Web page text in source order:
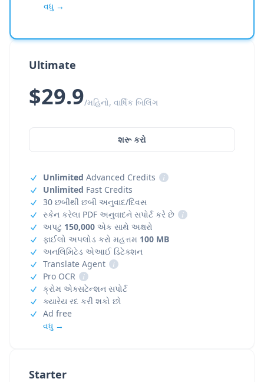
Starter
વધુ →
Ultimate
$29.9/મહિનો, વાર્ષિક બિલિંગ
શરૂ કરો
Unlimited Advanced Credits
i
Unlimited Fast Credits
30 છબીથી છબી અનુવાદ/દિવસ
સ્કેન કરેલા PDF અનુવાદને સપોર્ટ કરે છે
i
અપટુ 150,000 એક સાથે અક્ષરો
ફાઈલો અપલોડ કરો મહત્તમ 100 MB
અનલિમિટેડ એઆઈ ડિટેક્શન
Translate Agent
i
Pro OCR
i
ક્રોમ એક્સટેન્શન સપોર્ટ
ક્યારેય રદ કરી શકો છો
Ad free
વધુ →